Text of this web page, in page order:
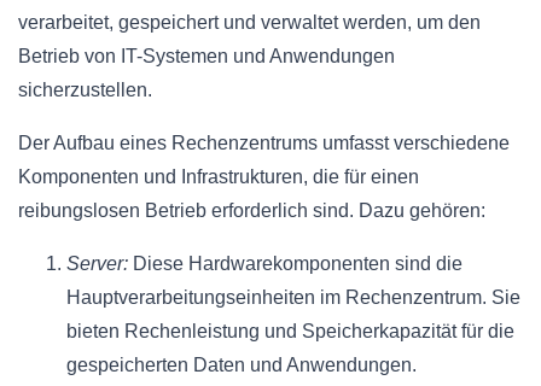
verarbeitet, gespeichert und verwaltet werden, um den
Betrieb von IT-Systemen und Anwendungen
sicherzustellen.
Der Aufbau eines Rechenzentrums umfasst verschiedene
Komponenten und Infrastrukturen, die für einen
reibungslosen Betrieb erforderlich sind. Dazu gehören:
Server: Diese Hardwarekomponenten sind die
Hauptverarbeitungseinheiten im Rechenzentrum. Sie
bieten Rechenleistung und Speicherkapazität für die
gespeicherten Daten und Anwendungen.